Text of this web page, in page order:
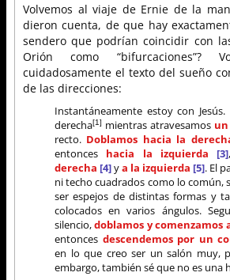
Volvemos al viaje de Ernie de la
dieron cuenta, de que hay
sendero que podrían coincidir con
Orión como “bifurcaciones”?
cuidadosamente el texto del sueño
de las direcciones:
Instantáneamente estoy con
derecha[1] mientras atravesamos
recto. Doblamos hacia la
entonces hacia la izquierda [3]
derecha [4]ya la izquierda [5]. El
ni techo cuadrados como lo común,
ser espejos de distintas formas y
colocados en varios ángulos.
silencio,doblamos y comenzamos
entonces descendemos por un
en lo que creo ser un salón muy,
embargo, también sé que no es una